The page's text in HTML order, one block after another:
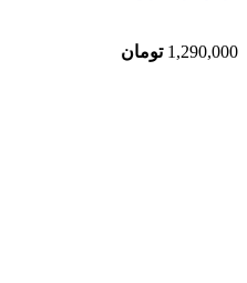
1,290,000 تومان